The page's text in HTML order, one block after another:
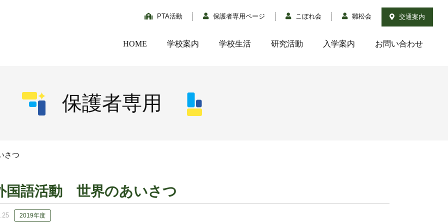
PTA活動 保護者専用ページ こぼれ会 雛松会 交通案内
HOME 学校案内 学校生活 研究活動 入学案内 お問い合わせ
保護者専用
さつ
国語活動 世界のあいさつ
2019年度